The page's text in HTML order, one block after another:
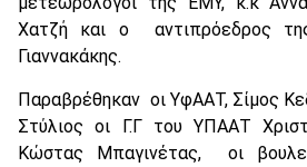
Χατζή και ο αντιπρόεδρος
Γιαννακάκης.
Παραβρέθηκαν οι ΥφΑΑΤ, Σίμος
Στύλιος οι Γ.Γ του ΥΠΑΑΤ
Κώστας Μπαγινέτας, οι